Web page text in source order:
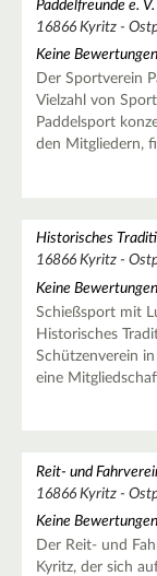
Paddelfreunde e.
16866 Kyritz -
Keine Bewertungen
Der Sportverein
Vielzahl von
Paddelsport
den Mitgliedern,
Historisches
16866 Kyritz -
Keine Bewertungen
Schießsport mit
Historisches
Schützenverein
eine
Reit- und
16866 Kyritz -
Keine Bewertungen
Der Reit- und
Kyritz, der sich